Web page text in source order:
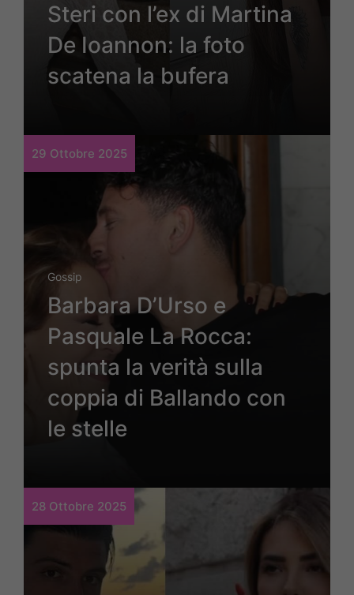
Steri con l’ex di Martina
De Ioannon: la foto
scatena la bufera
29 Ottobre 2025
Gossip
Barbara D’Urso e
Pasquale La Rocca:
spunta la verità sulla
coppia di Ballando con
le stelle
28 Ottobre 2025